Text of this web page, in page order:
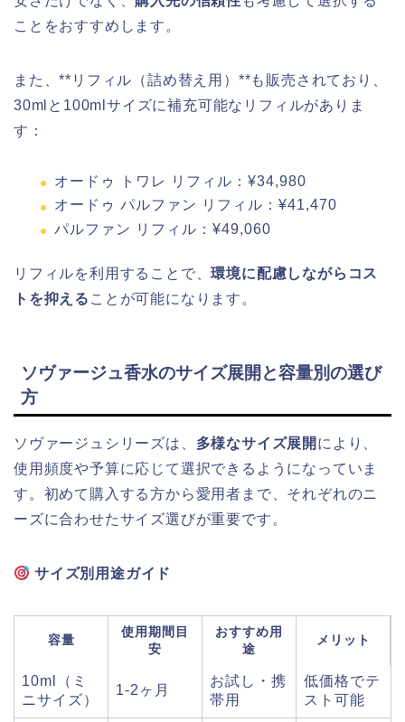
ことをおすすめします。
また、**リフィル（詰め替え用）**も販売されており、
30mlと100mlサイズに補充可能なリフィルがありま
す：
オードゥ トワレ リフィル：¥34,980
オードゥ パルファン リフィル：¥41,470
パルファン リフィル：¥49,060
リフィルを利用することで、環境に配慮しながらコス
トを抑える ことが可能になります。
ソヴァージュ香水のサイズ展開と容量別の選び
方
ソヴァージュシリーズは、 多様なサイズ展開 により、
使用頻度や予算に応じて選択できるようになっていま
す。初めて購入する方から愛用者まで、それぞれのニ
ーズに合わせたサイズ選びが重要です。
サイズ別用途ガイド
容量
使用期間目
安
おすすめ用
途
メリット
10ml（ミ
ニサイズ）
1-2ヶ月
お試し・携
帯用
低価格でテ
スト可能